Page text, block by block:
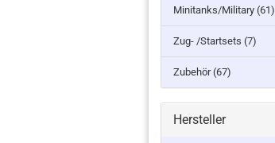
Minitanks/Military (61)
Zug- /Startsets (7)
Zubehör (67)
Hersteller